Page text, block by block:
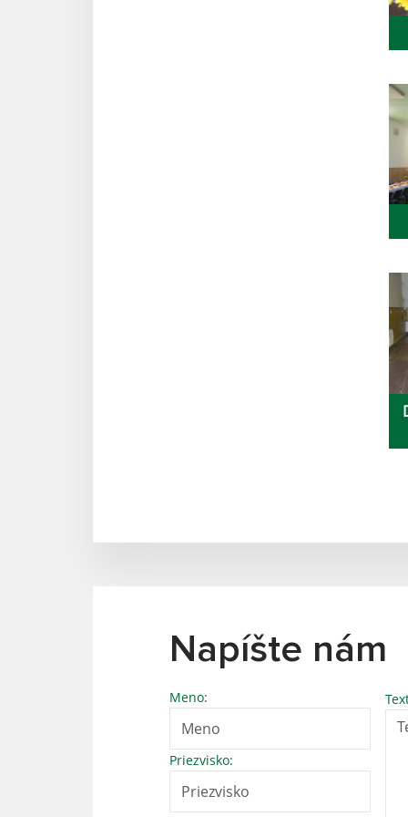
Napíšte nám
Meno:
Priezvisko: